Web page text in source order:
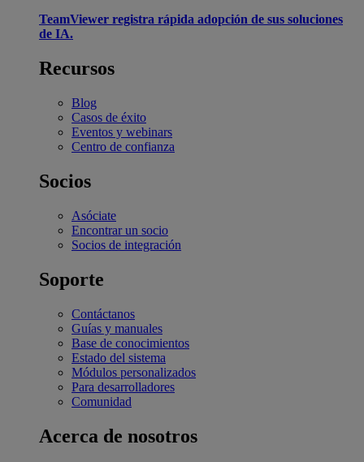
TeamViewer registra rápida adopción de sus soluciones
de IA.
Recursos
Blog
Casos de éxito
Eventos y webinars
Centro de confianza
Socios
Asóciate
Encontrar un socio
Socios de integración
Soporte
Contáctanos
Guías y manuales
Base de conocimientos
Estado del sistema
Módulos personalizados
Para desarrolladores
Comunidad
Acerca de nosotros